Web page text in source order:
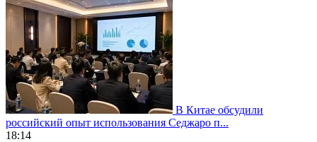
В Китае обсудили
российский опыт использования Седжаро п...
18:14